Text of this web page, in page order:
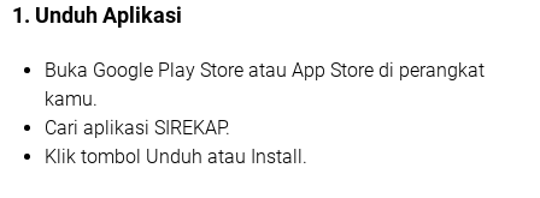
1. Unduh Aplikasi
Buka Google Play Store atau App Store di perangkat
kamu.
Cari aplikasi SIREKAP.
Klik tombol Unduh atau Install.